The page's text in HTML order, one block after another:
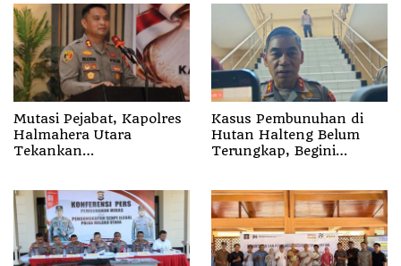
Mutasi Pejabat, Kapolres
Halmahera Utara
Tekankan
Kasus Pembunuhan di
Hutan Halteng Belum
Terungkap, Begini